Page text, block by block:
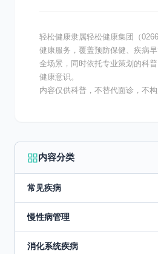
轻松健康隶属轻松健康集团（
健康服务，覆盖预防保健、疾病
全场景，同时依托专业策划的科
健康意识。
内容仅供科普，不替代面诊，不构
内容分类
常见疾病
慢性病管理
消化系统疾病